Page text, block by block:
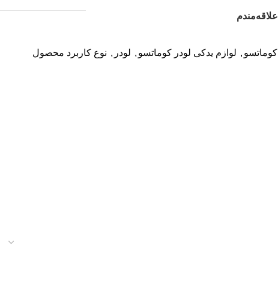
علاقه‌مندم
کوماتسو , لوازم یدکی لودر کوماتسو , لودر , نوع کاربرد محصول